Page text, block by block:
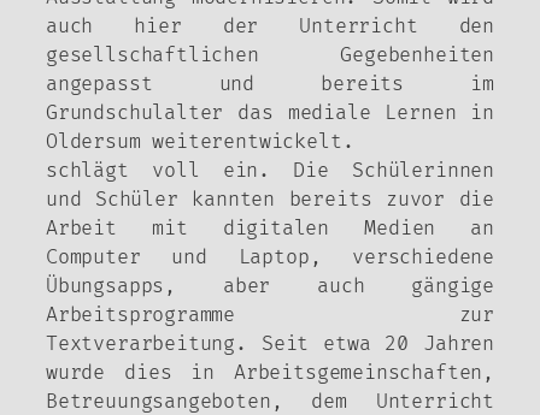
auch hier der Unterricht den
gesellschaftlichen Gegebenheiten
angepasst und bereits im
Grundschulalter das mediale Lernen in
Oldersum weiterentwickelt.
schlägt voll ein. Die Schülerinnen
und Schüler kannten bereits zuvor die
Arbeit mit digitalen Medien an
Computer und Laptop, verschiedene
Übungsapps, aber auch gängige
Arbeitsprogramme zur
Textverarbeitung. Seit etwa 20 Jahren
wurde dies in Arbeitsgemeinschaften,
Betreuungsangeboten, dem Unterricht